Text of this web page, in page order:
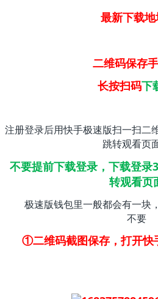
最新下载地址
二维码保存
长按扫码下
注册登录后用快手极速版扫一扫二
跳转观看页
不要提前下载登录，下载登录
转观看页
极速版钱包里一般都会有一块
不要
①二维码截图保存，打开快